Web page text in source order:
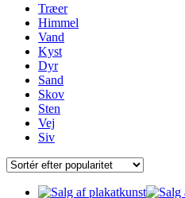
Træer
Himmel
Vand
Kyst
Dyr
Sand
Skov
Sten
Vej
Siv